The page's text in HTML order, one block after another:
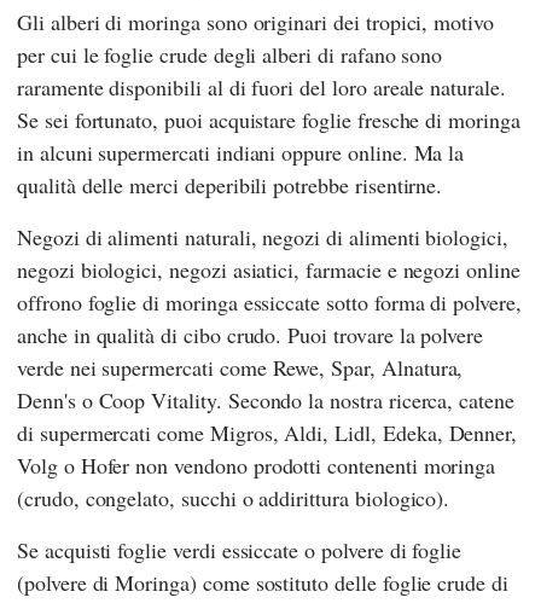
Gli alberi di moringa sono originari dei tropici, motivo
per cui le foglie crude degli alberi di rafano sono
raramente disponibili al di fuori del loro areale naturale.
Se sei fortunato, puoi acquistare foglie fresche di moringa
in alcuni supermercati indiani oppure online. Ma la
qualità delle merci deperibili potrebbe risentirne.
Negozi di alimenti naturali, negozi di alimenti biologici,
negozi biologici, negozi asiatici, farmacie e negozi online
offrono foglie di moringa essiccate sotto forma di polvere,
anche in qualità di cibo crudo. Puoi trovare la polvere
verde nei supermercati come Rewe,Spar, Alnatura,
Denn'so Coop Vitality. Secondo la nostra ricerca, catene
di supermercati come Migros,Aldi,Lidl, Edeka, Denner,
Volgo Hofer non vendono prodotti contenenti moringa
(crudo, congelato, succhi o addirittura biologico).
Se acquisti foglie verdi essiccate o polvere di foglie
(polvere di Moringa) come sostituto delle foglie crude di